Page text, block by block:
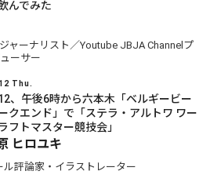
んでみた
ャーナリスト／Youtube JBJA Channelプ
ーサー
Thu.
、午後6時から六本木「ベルギービー
クエンド」で「ステラ・アルトワ ワー
フトマスター競技会」
ヒロユキ
ル評論家・イラストレーター